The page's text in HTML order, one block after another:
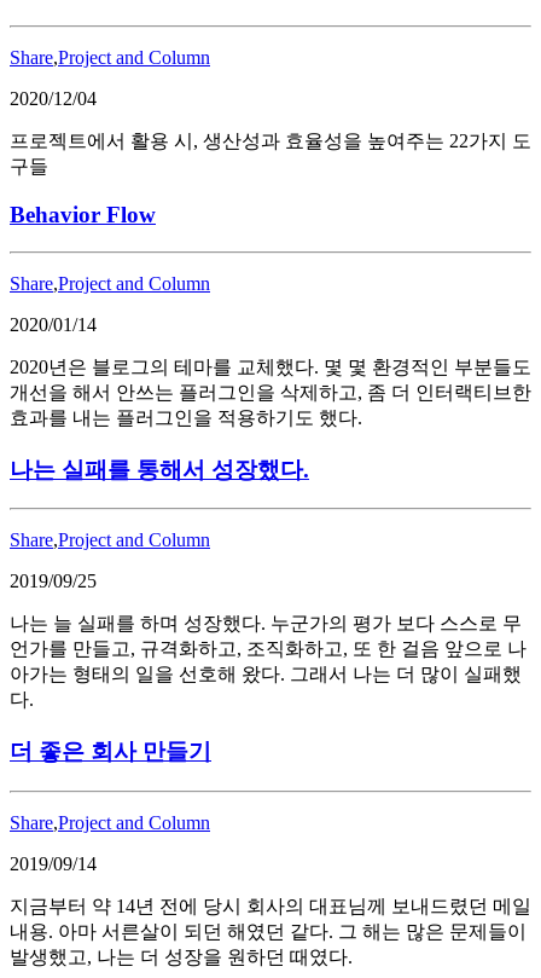
Share,Project and Column
2020/12/04
프로젝트에서 활용 시, 생산성과 효율성을 높여주는 22가지 도
구들
Behavior Flow
Share,Project and Column
2020/01/14
2020년은 블로그의 테마를 교체했다. 몇 몇 환경적인 부분들도
개선을 해서 안쓰는 플러그인을 삭제하고, 좀 더 인터랙티브한
효과를 내는 플러그인을 적용하기도 했다.
나는 실패를 통해서 성장했다.
Share,Project and Column
2019/09/25
나는 늘 실패를 하며 성장했다. 누군가의 평가 보다 스스로 무
언가를 만들고, 규격화하고, 조직화하고, 또 한 걸음 앞으로 나
아가는 형태의 일을 선호해 왔다. 그래서 나는 더 많이 실패했
다.
더 좋은 회사 만들기
Share,Project and Column
2019/09/14
지금부터 약 14년 전에 당시 회사의 대표님께 보내드렸던 메일
내용. 아마 서른살이 되던 해였던 같다. 그 해는 많은 문제들이
발생했고, 나는 더 성장을 원하던 때였다.